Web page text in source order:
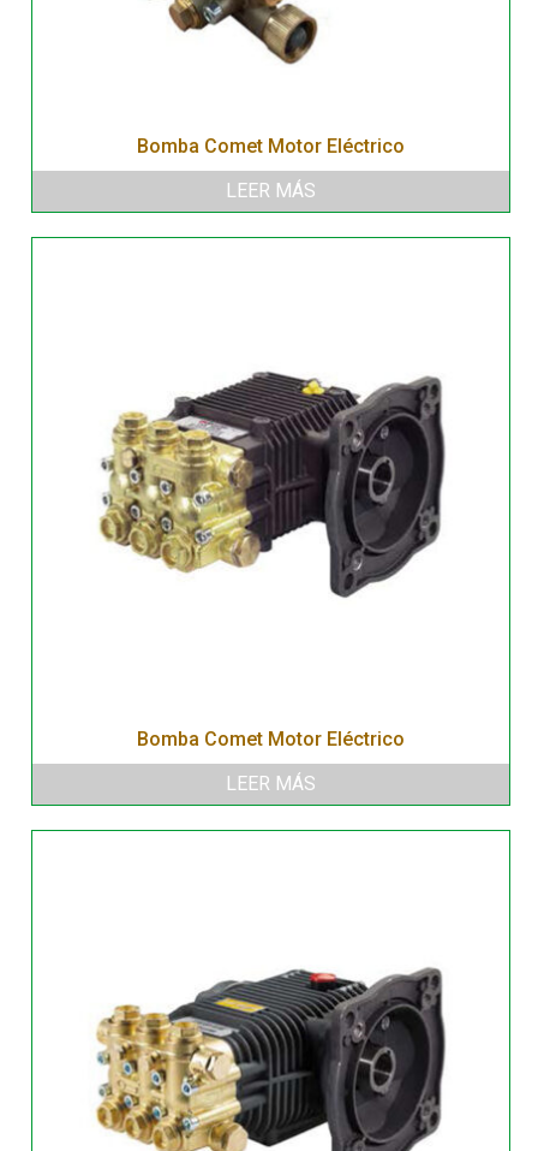
Bomba Comet Motor Eléctrico
LEER MÁS
Bomba Comet Motor Eléctrico
LEER MÁS